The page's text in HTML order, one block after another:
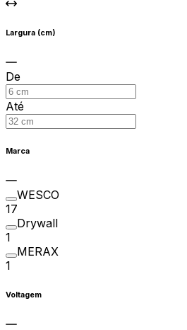
Largura (cm)
De
Até
Marca
WESCO
17
Drywall
1
MERAX
1
Voltagem